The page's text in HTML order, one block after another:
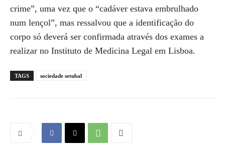
crime”, uma vez que o “cadáver estava embrulhado
num lençol”, mas ressalvou que a identificação do
corpo só deverá ser confirmada através dos exames a
realizar no Instituto de Medicina Legal em Lisboa.
TAGS sociedade setubal